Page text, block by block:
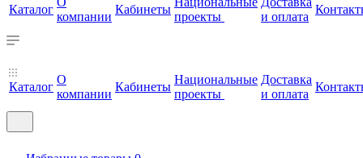
Каталог
компании
Кабинеты
проекты
и оплата
Каталог
О
компании
Кабинеты
Национальные
проекты
Доставка
и оплата